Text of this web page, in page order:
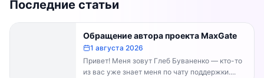
Последние статьи
Обращение автора проекта MaxGate
1 августа 2026
Привет! Меня зовут Глеб Буваненко — кто-то
из вас уже знает меня по чату поддержки....